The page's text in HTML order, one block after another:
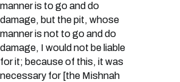
manner is to go and do
damage, but the pit, whose
manner is not to go and do
damage, I would not be liable
for it; because of this, it was
necessary for [the Mishnah